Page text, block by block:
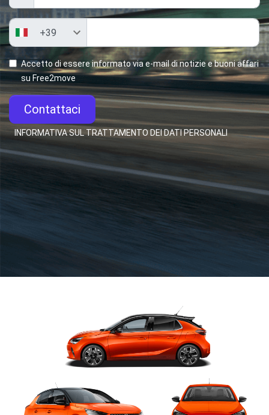
Accetto di essere informato via e-mail di notizie e buoni affari
su Free2move
Contattaci
INFORMATIVA SUL TRATTAMENTO DEI DATI PERSONALI